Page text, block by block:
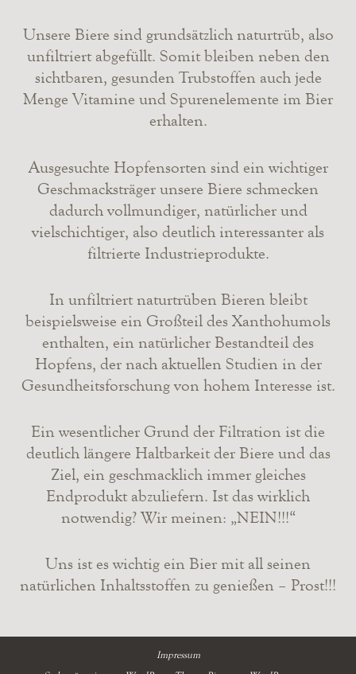
Unsere Biere sind grundsätzlich naturtrüb, also
unfiltriert abgefüllt. Somit bleiben neben den
sichtbaren, gesunden Trubstoffen auch jede
Menge Vitamine und Spurenelemente im Bier
erhalten.
Ausgesuchte Hopfensorten sind ein wichtiger
Geschmacksträger unsere Biere schmecken
dadurch vollmundiger, natürlicher und
vielschichtiger, also deutlich interessanter als
filtrierte Industrieprodukte.
In unfiltriert naturtrüben Bieren bleibt
beispielsweise ein Großteil des Xanthohumols
enthalten, ein natürlicher Bestandteil des
Hopfens, der nach aktuellen Studien in der
Gesundheitsforschung von hohem Interesse ist.
Ein wesentlicher Grund der Filtration ist die
deutlich längere Haltbarkeit der Biere und das
Ziel, ein geschmacklich immer gleiches
Endprodukt abzuliefern. Ist das wirklich
notwendig? Wir meinen: „NEIN!!!“
Uns ist es wichtig ein Bier mit all seinen
natürlichen Inhaltsstoffen zu genießen – Prost!!!
Impressum